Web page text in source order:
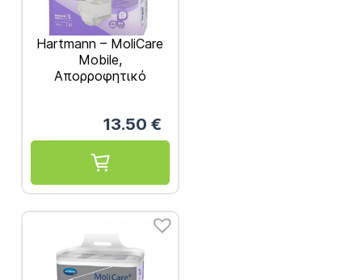
Hartmann – MoliCare
Mobile,
Απορροφητικό
13.50 €